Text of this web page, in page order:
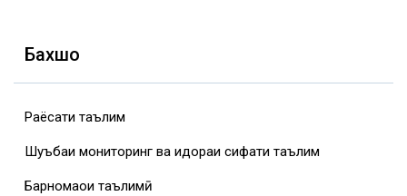
Бахшҳо
Раёсати таълим
Шуъбаи мониторинг ва идораи сифати таълим
Барномаҳои таълимӣ